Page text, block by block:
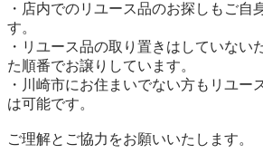
・店内でのリユース品のお探しもご自
す。
・リユース品の取り置きはしていない
た順番でお譲りしています。
・川崎市にお住まいでない方もリユー
は可能です。
ご理解とご協力をお願いいたします。